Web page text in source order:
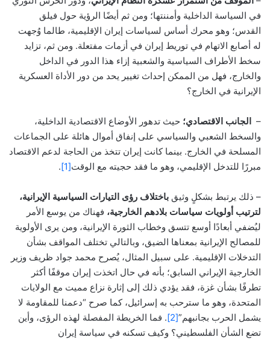
في السياسة الداخلية وأمننتها؛ ومن ثم أيضًا الرؤية حول فيلق
القدس؛ وهو محرك أساس لسياسات إيران الإقليمية، طالما وُجهت
له أصابع الاتهام في توريط إيران في أزمات مفتعلة. ومن ثم، تزايد
سخط الأطراف السياسية والشعبية إزاء هذا الدور في الداخل
والخارج، فهل من الممكن إحداث تغيير يحد من دور الأداة العسكرية
الإيرانية في الخارج؟
– الجانب الاقتصادي؛ حيث تدهور الأوضاع الاقتصادية الداخلية،
والسخط الشعبي والسياسي على إنفاق أموال هائلة على الجماعات
المسلحة في الخارج. بينما كانت إيران تتخذ من الحاجة لدعم الاقتصاد
مبررًا للتدخل الإقليمي، وهو ما فقد حجيته مع الوقت[1]
.
– ذلك يرتبط بشكلٍ وثيق باختلاف رؤى التيارات السياسية الإيرانية،
لترتيب أولويات سياسات بلادهم الخارجية، فهناك من يوسع الأمر
ليُضفي أبعادًا أوسع تتسق وخطاب الثورة الإيرانية، ومن يرى الأولوية
للمصالح الإيرانية بمعناها الضيق، وبالتالي تختلف المواقف بشأن
التدخلات الإقليمية. على سبيل المثال، يُصرح محمد جواد ظريف وزير
الخارجية الإيراني السابق؛ بأنه في حال اتخذت إيران موقفًا أكثر
تطرفًا بشأن غزة، فقد يؤدي ذلك إلى إثارة نزاع مميت مع الولايات
المتحدة، وهو ما سترحب به إسرائيل، كما صرح “دعمنا للمقاومة لا
يشمل الحرب بجانبهم”[2]
. فما الخريطة المفصلة لهذه الرؤى، وأين
تضع الشأن الفلسطيني؟ وكيف تسكنه في سياسة إيران